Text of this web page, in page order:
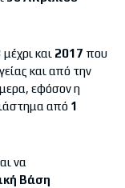
μέχρι και 2017 που
και από την
εφόσον η
από 1
να
Βάση